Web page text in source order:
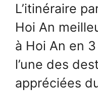
L’itinéraire
Hoi An
à Hoi An en
l’une des
appréciées